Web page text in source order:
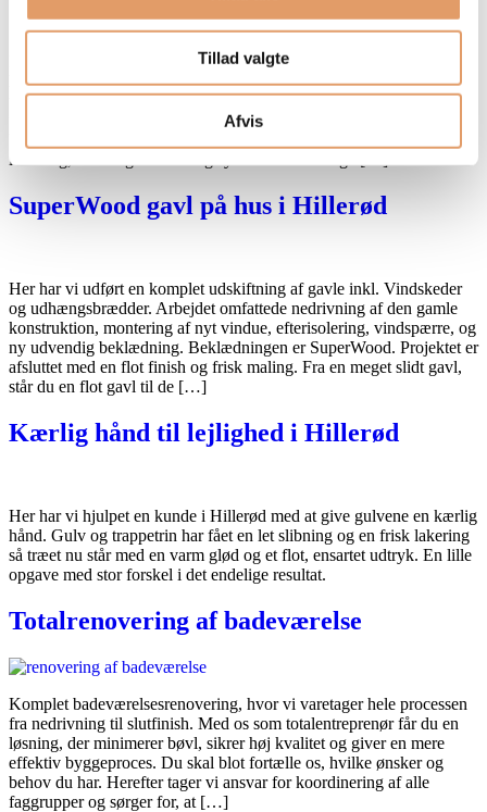
Tillad valgte
Afvis
Her har vi fjernet en gammel og slidt udestue, og bygget en helt ny
løsning op fra bunden. Projektet omfattede nedrivning, nye
terrassebrædder samt montering af nye vindueselementer og
foldedøre, så udestuen og terrassen smelter naturligt sammen.
isolering, samtidig med at dagslyset frit kan trænge […]
SuperWood gavl på hus i Hillerød
Her har vi udført en komplet udskiftning af gavle inkl. Vindskeder
og udhængsbrædder. Arbejdet omfattede nedrivning af den gamle
konstruktion, montering af nyt vindue, efterisolering, vindspærre, og
ny udvendig beklædning. Beklædningen er SuperWood. Projektet er
afsluttet med en flot finish og frisk maling. Fra en meget slidt gavl,
står du en flot gavl til de […]
Kærlig hånd til lejlighed i Hillerød
Her har vi hjulpet en kunde i Hillerød med at give gulvene en kærlig
hånd. Gulv og trappetrin har fået en let slibning og en frisk lakering
så træet nu står med en varm glød og et flot, ensartet udtryk. En lille
opgave med stor forskel i det endelige resultat.
Totalrenovering af badeværelse
Komplet badeværelsesrenovering, hvor vi varetager hele processen
fra nedrivning til slutfinish. Med os som totalentreprenør får du en
løsning, der minimerer bøvl, sikrer høj kvalitet og giver en mere
effektiv byggeproces. Du skal blot fortælle os, hvilke ønsker og
behov du har. Herefter tager vi ansvar for koordinering af alle
faggrupper og sørger for, at […]